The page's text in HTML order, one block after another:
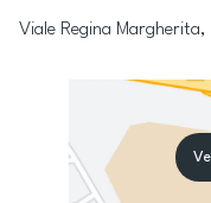
Viale Regina Margherita,